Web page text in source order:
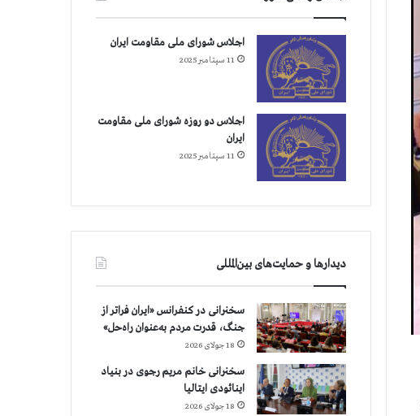
اجلاس شورای ملی مقاومت ایران
11 سپتامبر 2025
اجلاس دو روزه شورای ملی مقاومت
ایران
11 سپتامبر 2025
دیدارها و حمایت‌های بین‌المللی
سخنرانی در کنفرانس «ایران فراتر از
جنگ، قدرت مردم به‌عنوان راه‌حل»
18 جولای 2026
سخنرانی خانم مریم رجوی در بنیاد
اینائودی ایتالیا
18 جولای 2026